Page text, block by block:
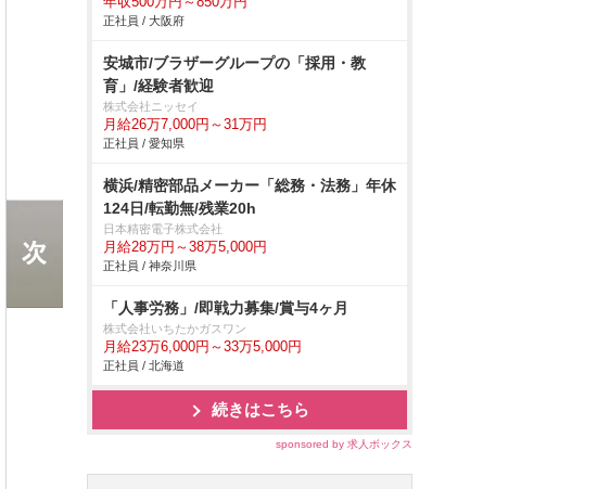
正社員 / 大阪府
安城市/ブラザーグループの「採用・教
育」/経験者歓迎
株式会社ニッセイ
月給26万7,000円～31万円
正社員 / 愛知県
横浜/精密部品メーカー「総務・法務」年休
124日/転勤無/残業20h
日本精密電子株式会社
月給28万円～38万5,000円
正社員 / 神奈川県
「人事労務」/即戦力募集/賞与4ヶ月
株式会社いちたかガスワン
月給23万6,000円～33万5,000円
正社員 / 北海道
続きはこちら
sponsored by 求人ボックス